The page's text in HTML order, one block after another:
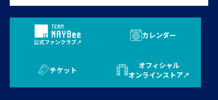
公式ファンクラブ
カレンダー
チケット
オフィシャル
オンラインストア